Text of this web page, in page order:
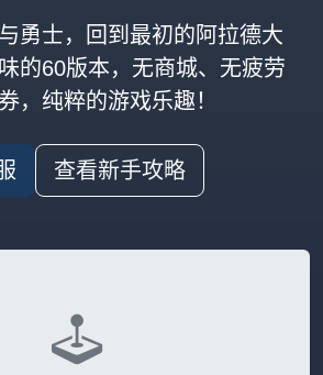
勇士，回到最初的阿拉德大
的60版本，无商城、无疲劳
，纯粹的游戏乐趣！
查看新手攻略